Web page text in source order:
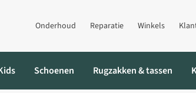
Onderhoud Reparatie Winkels
Schoenen Rugzakken & tassen